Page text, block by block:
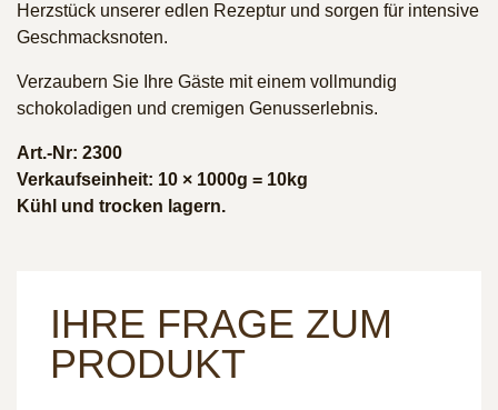
Herzstück unserer edlen Rezeptur und sorgen für intensive
Geschmacksnoten.
Verzaubern Sie Ihre Gäste mit einem vollmundig
schokoladigen und cremigen Genusserlebnis.
Art.-Nr: 2300
Verkaufseinheit: 10 × 1000g = 10kg
Kühl und trocken lagern.
IHRE FRAGE ZUM
PRODUKT